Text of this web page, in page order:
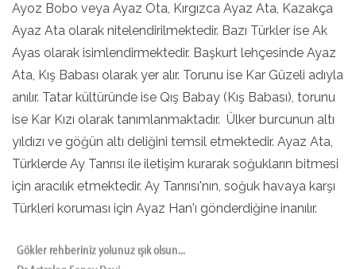
Ayoz Bobo veya Ayaz Ota, Kırgızca Ayaz Ata, Kazakça
Ayaz Ata olarak nitelendirilmektedir. Bazı Türkler ise Ak
Ayas olarak isimlendirmektedir. Başkurt lehçesinde Ayaz
Ata, Kış Babası olarak yer alır. Torunu ise Kar Güzeli adıyla
anılır. Tatar kültüründe ise Qış Babay (Kış Babası), torunu
ise Kar Kızı olarak tanımlanmaktadır. Ülker burcunun altı
yıldızı ve göğün altı deliğini temsil etmektedir. Ayaz Ata,
Türklerde Ay Tanrısı ile iletişim kurarak soğukların bitmesi
için aracılık etmektedir. Ay Tanrısı'nın, soğuk havaya karşı
Türkleri koruması için Ayaz Han'ı gönderdiğine inanılır.